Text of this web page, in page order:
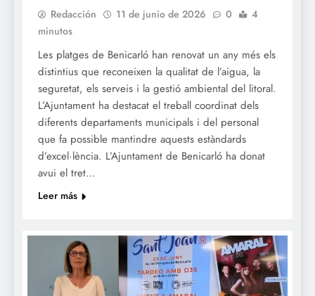
Redacción 11 de junio de 2026 0
4
minutos
Les platges de Benicarló han renovat un any més els
distintius que reconeixen la qualitat de l’aigua, la
seguretat, els serveis i la gestió ambiental del litoral.
L’Ajuntament ha destacat el treball coordinat dels
diferents departaments municipals i del personal
que fa possible mantindre aquests estàndards
d’excel·lència. L’Ajuntament de Benicarló ha donat
avui el tret…
Leer más